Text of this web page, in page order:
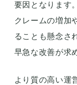
要因となります
クレームの増加
ることも懸念さ
早急な改善が求
より質の高い運